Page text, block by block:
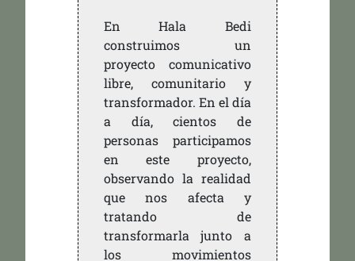
En Hala Bedi
construimos un
proyecto comunicativo
libre, comunitario y
transformador. En el día
a día, cientos de
personas participamos
en este proyecto,
observando la realidad
que nos afecta y
tratando de
transformarla junto a
los movimientos